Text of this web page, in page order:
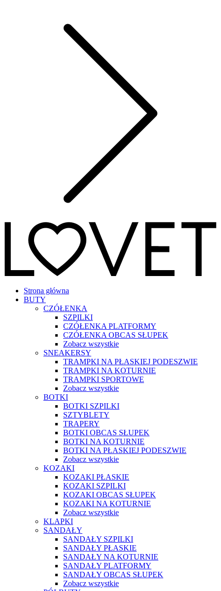
Strona główna
BUTY
CZÓŁENKA
SZPILKI
CZÓŁENKA PLATFORMY
CZÓŁENKA OBCAS SŁUPEK
Zobacz wszystkie
SNEAKERSY
TRAMPKI NA PŁASKIEJ PODESZWIE
TRAMPKI NA KOTURNIE
TRAMPKI SPORTOWE
Zobacz wszystkie
BOTKI
BOTKI SZPILKI
SZTYBLETY
TRAPERY
BOTKI OBCAS SŁUPEK
BOTKI NA KOTURNIE
BOTKI NA PŁASKIEJ PODESZWIE
Zobacz wszystkie
KOZAKI
KOZAKI PŁASKIE
KOZAKI SZPILKI
KOZAKI OBCAS SŁUPEK
KOZAKI NA KOTURNIE
Zobacz wszystkie
KLAPKI
SANDAŁY
SANDAŁY SZPILKI
SANDAŁY PŁASKIE
SANDAŁY NA KOTURNIE
SANDAŁY PLATFORMY
SANDAŁY OBCAS SŁUPEK
Zobacz wszystkie